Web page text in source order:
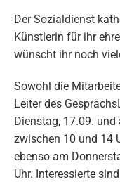
Der Sozialdienst
Künstlerin für ihr
wünscht ihr noch
Sowohl die
Leiter des
Dienstag, 17.09.
zwischen 10 und 14
ebenso am
Uhr. Interessierte